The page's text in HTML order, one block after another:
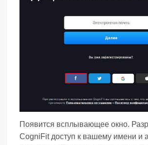
Появится всплывающее окно.
CogniFit доступ к вашему имени и